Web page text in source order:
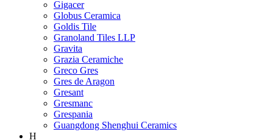
Gigacer
Globus Ceramica
Goldis Tile
Granoland Tiles LLP
Gravita
Grazia Ceramiche
Greco Gres
Gres de Aragon
Gresant
Gresmanc
Grespania
Guangdong Shenghui Ceramics
H